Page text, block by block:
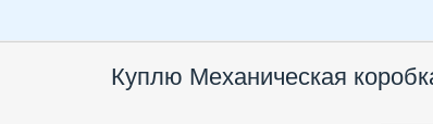
Куплю Механическая